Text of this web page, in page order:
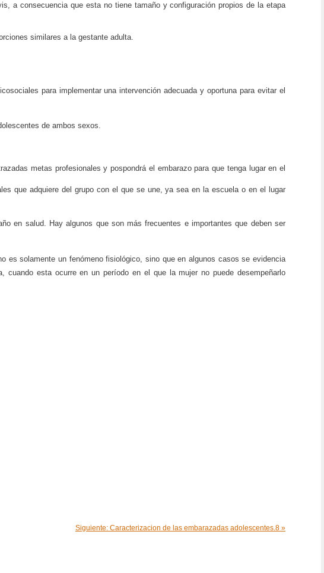
a consecuencia que esta no tiene tamaño y configuración propios de la etapa
similares a la gestante adulta.
para implementar una intervención adecuada y oportuna para evitar el
de ambos sexos.
metas profesionales y pospondrá el embarazo para que tenga lugar en el
que adquiere del grupo con el que se une, ya sea en la escuela o en el lugar
en salud. Hay algunos que son más frecuentes e importantes que deben ser
es solamente un fenómeno fisiológico, sino que en algunos casos se evidencia
cuando esta ocurre en un período en el que la mujer no puede desempeñarlo
Siguiente: Caracterizacion de las embarazadas adolescentes.8 »